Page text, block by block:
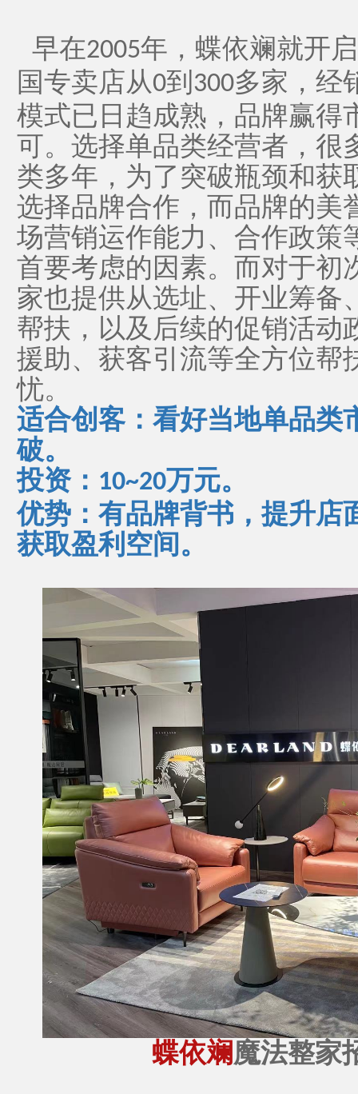
早在2005年，蝶依斓就开
国专卖店从0到 300多家，经
模式已日趋成熟，品牌赢得
可。选择单品类经营者，很
类多年，为了突破瓶颈和获
选择品牌合作，而品牌的美
场营销运作能力、合作政策
首要考虑的因素。而对于初
家也提供从选址、开业筹备
帮扶，以及后续的促销活动
援助、获客引流等全方位帮
忧。
适合创客：看好当地单品类
破。
投资： 10~20万元。
优势：有品牌背书，提升店
获取盈利空间。
蝶依斓魔法整家